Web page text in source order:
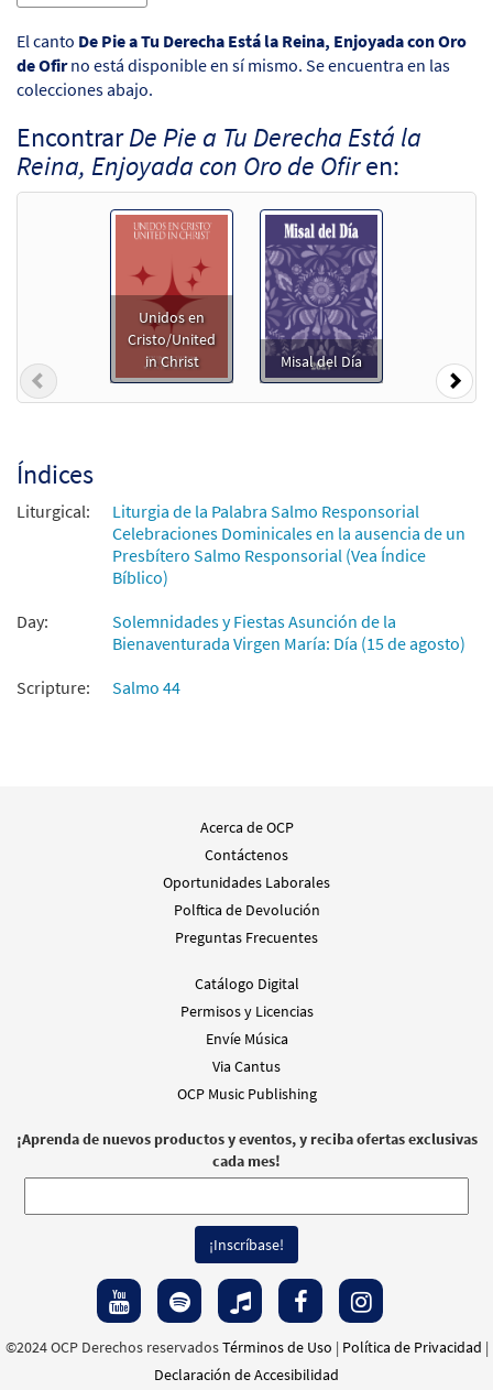
El canto De Pie a Tu Derecha Está la Reina, Enjoyada con Oro
de Ofirno está disponible en sí mismo. Se encuentra en las
colecciones abajo.
EncontrarDe Pie a Tu Derecha Está la
Reina, Enjoyada con Oro de Ofiren:
Unidos en
Cristo/United
in Christ
Misal del Día
Previous
Índices
Liturgical:
Liturgia de la Palabra Salmo Responsorial
Celebraciones Dominicales en la ausencia de un
Presbítero Salmo Responsorial (Vea Índice
Bíblico)
Day:
Solemnidades y Fiestas Asunción de la
Bienaventurada Virgen María: Día (15 de agosto)
Scripture:
Salmo 44
Acerca de OCP
Contáctenos
Oportunidades Laborales
Polftica de Devolución
Preguntas Frecuentes
Catálogo Digital
Permisos y Licencias
Envíe Música
Via Cantus
OCP Music Publishing
¡Aprenda de nuevos productos y eventos, y reciba ofertas exclusivas
cada mes!
©2024 OCP Derechos reservadosTérminos de Uso | Política de Privacidad |
Declaración de Accesibilidad